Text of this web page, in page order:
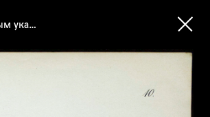
Русские, французские и немецкие прописи для среднеучебных заведений и домашнего обучения с Наглядным указанием расстановки букв и слов по клеткам, а также наставлением держать себя во время письма